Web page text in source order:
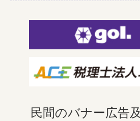
民間のバナー広告